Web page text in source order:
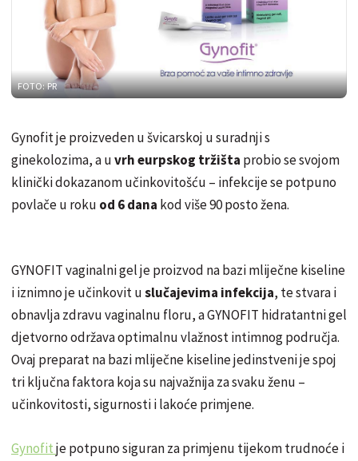
FOTO: PR
Gynofit je proizveden u švicarskoj u suradnji s
ginekolozima, a uvrh eurpskog tržišta probio se svojom
klinički dokazanom učinkovitošću – infekcije se potpuno
povlače u roku od 6 dana kod više 90 posto žena.
GYNOFIT vaginalni gel je proizvod na bazi mliječne kiseline
i iznimno je učinkovit uslučajevima infekcija, te stvara i
obnavlja zdravu vaginalnu floru, a GYNOFIT hidratantni gel
djetvorno održava optimalnu vlažnost intimnog područja.
Ovaj preparat na bazi mliječne kiseline jedinstveni je spoj
tri ključna faktora koja su najvažnija za svaku ženu –
učinkovitosti, sigurnosti i lakoće primjene.
Gynofitje potpuno siguran za primjenu tijekom trudnoće i